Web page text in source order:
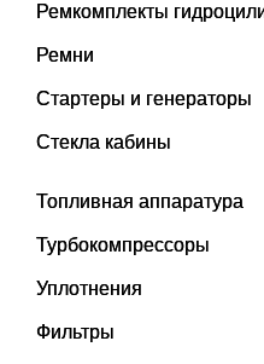
Ремкомплекты
Ремни
Стартеры и генераторы
Стекла кабины
Топливная аппаратура
Турбокомпрессоры
Уплотнения
Фильтры